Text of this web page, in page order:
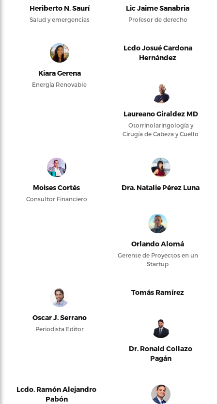
Heriberto N. Saurí
Salud y emergencias
Lic Jaime Sanabria
Profesor de derecho
Kiara Gerena
Energía Renovable
Lcdo Josué Cardona
Hernández
Laureano Giraldez MD
Otorrinolaringología y
Cirugía de Cabeza y Cuello
Moises Cortés
Consultor Financiero
Dra. Natalie Pérez Luna
Orlando Alomá
Gerente de Proyectos en un
Startup
Oscar J. Serrano
Periodista Editor
Tomás Ramírez
Dr. Ronald Collazo
Pagán
Lcdo. Ramón Alejandro
Pabón